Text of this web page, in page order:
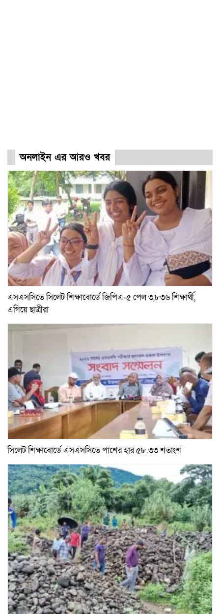
অনলাইন এর আরও খবর
এসএসসিতে সিলেট শিক্ষাবোর্ডে জিপিএ-৫ পেল ৩,৮৩৬ শিক্ষার্থী,
এগিয়ে ছাত্রীরা
সিলেট শিক্ষাবোর্ডে এসএসসিতে পাশের হার ৫৮.৩৩ শতাংশ